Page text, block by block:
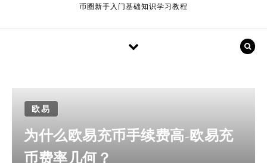
币圈新手入门基础知识学习教程
欧易
为什么欧易充币手续费高-欧易充
币费率几何？